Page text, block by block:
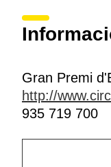
Gran Premi
http://
935 719 700